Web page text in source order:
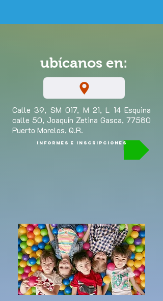
ubícanos en:
Calle 39, SM 017, M 21, L 14 Esquina
calle 50, Joaquín Zetina Gasca, 77580
Puerto Morelos, Q.R.
informes e inscripciones